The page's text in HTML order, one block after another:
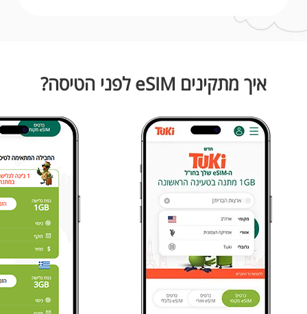
איך מתקינים eSIM לפני הטיסה?